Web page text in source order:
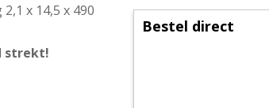
x 14,5 x 490
strekt!
Bestel direct